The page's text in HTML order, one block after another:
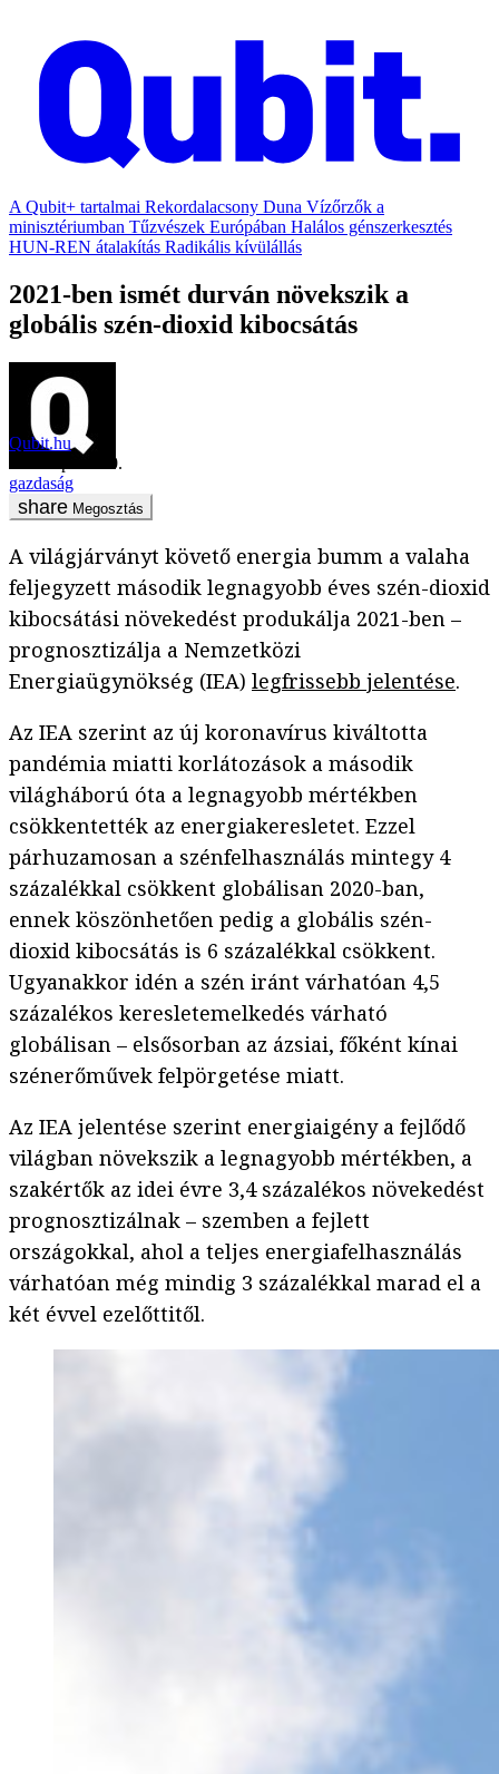
A Qubit+ tartalmai Rekordalacsony Duna Vízőrzők a
minisztériumban Tűzvészek Európában Halálos génszerkesztés
HUN-REN átalakítás Radikális kívülállás
2021-ben ismét durván növekszik a
globális szén-dioxid kibocsátás
Qubit.hu
2021. április 20.
gazdaság
Megosztás
A világjárványt követő energia bumm a valaha
feljegyzett második legnagyobb éves szén-dioxid
kibocsátási növekedést produkálja 2021-ben –
prognosztizálja a Nemzetközi
Energiaügynökség (IEA) legfrissebb jelentése.
Az IEA szerint az új koronavírus kiváltotta
pandémia miatti korlátozások a második
világháború óta a legnagyobb mértékben
csökkentették az energiakeresletet. Ezzel
párhuzamosan a szénfelhasználás mintegy 4
százalékkal csökkent globálisan 2020-ban,
ennek köszönhetően pedig a globális szén-
dioxid kibocsátás is 6 százalékkal csökkent.
Ugyanakkor idén a szén iránt várhatóan 4,5
százalékos keresletemelkedés várható
globálisan – elsősorban az ázsiai, főként kínai
szénerőművek felpörgetése miatt.
Az IEA jelentése szerint energiaigény a fejlődő
világban növekszik a legnagyobb mértékben, a
szakértők az idei évre 3,4 százalékos növekedést
prognosztizálnak – szemben a fejlett
országokkal, ahol a teljes energiafelhasználás
várhatóan még mindig 3 százalékkal marad el a
két évvel ezelőttitől.